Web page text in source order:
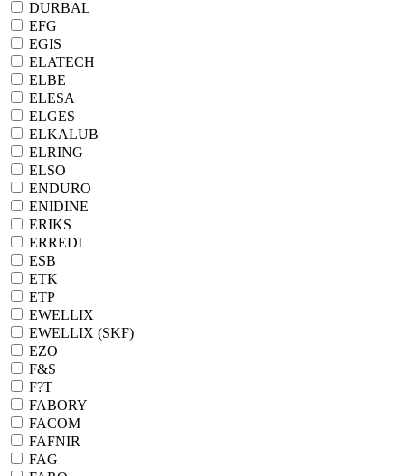
DURBAL
EFG
EGIS
ELATECH
ELBE
ELESA
ELGES
ELKALUB
ELRING
ELSO
ENDURO
ENIDINE
ERIKS
ERREDI
ESB
ETK
ETP
EWELLIX
EWELLIX (SKF)
EZO
F&S
F?T
FABORY
FACOM
FAFNIR
FAG